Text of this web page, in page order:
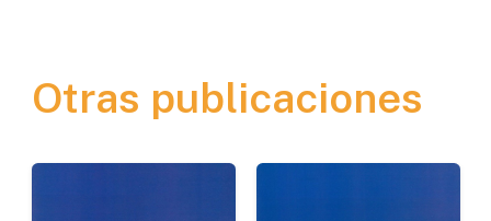
Otras publicaciones